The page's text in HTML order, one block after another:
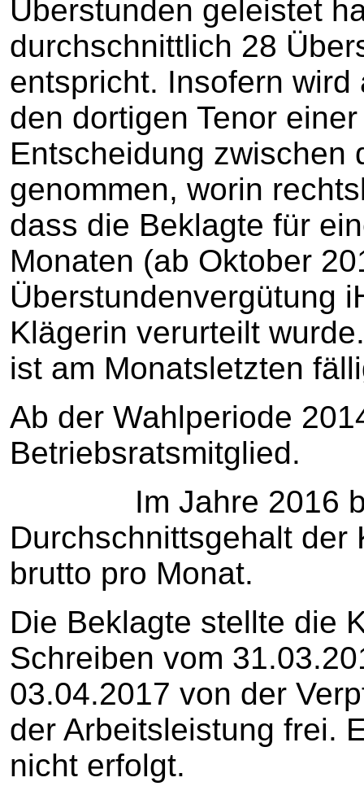
Überstunden geleistet
durchschnittlich 28
entspricht. Insofern
den dortigen Tenor
Entscheidung zwischen
genommen, worin
dass die Beklagte für
Monaten (ab Oktober
Überstundenvergütung
Klägerin verurteilt
ist am Monatsletzten
Ab der Wahlperiode
Betriebsratsmitglied.
Im Jahre 2016
Durchschnittsgehalt der
brutto pro Monat.
Die Beklagte stellte die
Schreiben vom
03.04.2017 von der
der Arbeitsleistung frei.
nicht erfolgt.